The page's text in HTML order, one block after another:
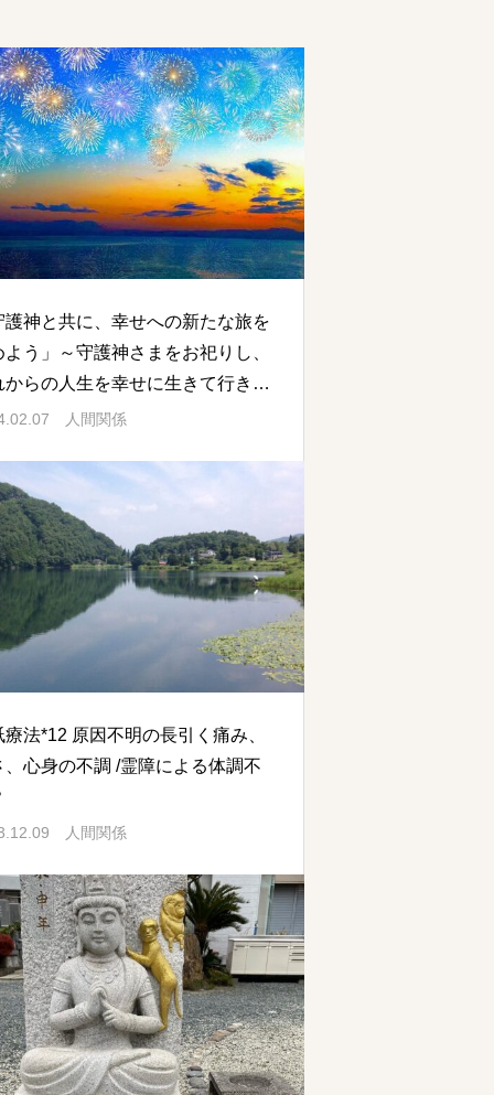
護神と共に、幸せへの新たな旅を
よう」～守護神さまをお祀りし、
からの人生を幸せに生きて行きま
う
人間関係
療法*12 原因不明の長引く痛み、
、心身の不調 /霊障による体調不
人間関係